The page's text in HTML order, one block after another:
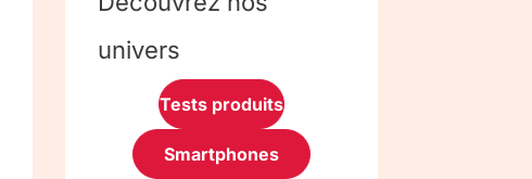
univers
Tests produits
Smartphones